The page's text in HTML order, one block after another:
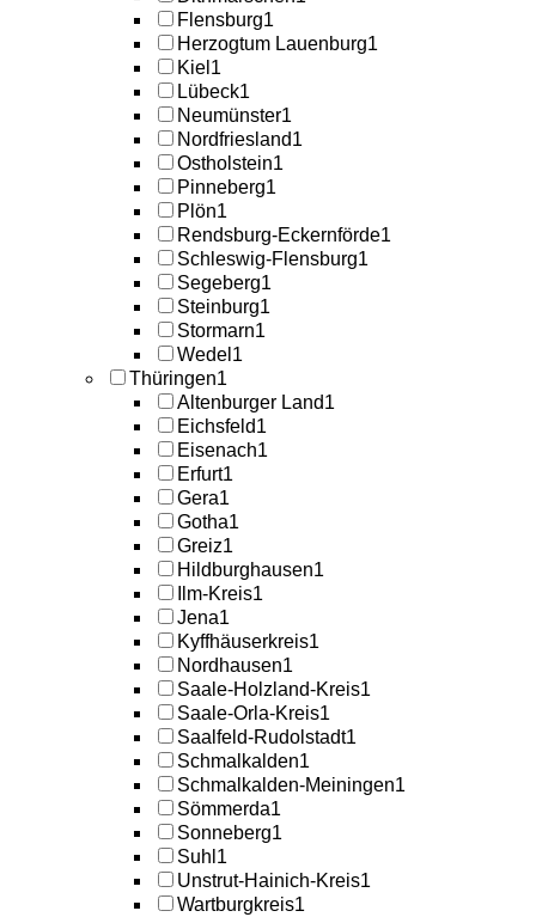
Flensburg1
Herzogtum Lauenburg1
Kiel 1
Lübeck1
Neumünster1
Nordfriesland1
Ostholstein1
Pinneberg1
Plön1
Rendsburg-Eckernförde1
Schleswig-Flensburg1
Segeberg1
Steinburg1
Stormarn1
Wedel 1
Thüringen1
Altenburger Land1
Eichsfeld1
Eisenach1
Erfurt1
Gera1
Gotha1
Greiz1
Hildburghausen1
Ilm-Kreis1
Jena1
Kyffhäuserkreis1
Nordhausen1
Saale-Holzland-Kreis1
Saale-Orla-Kreis1
Saalfeld-Rudolstadt1
Schmalkalden1
Schmalkalden-Meiningen1
Sömmerda1
Sonneberg1
Suhl 1
Unstrut-Hainich-Kreis1
Wartburgkreis1